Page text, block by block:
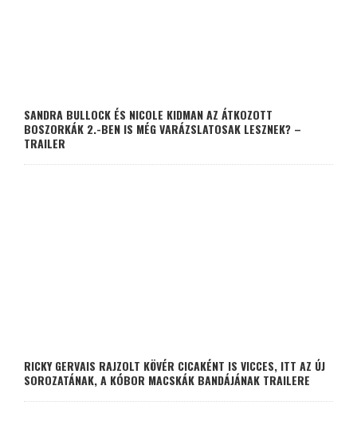
SANDRA BULLOCK ÉS NICOLE KIDMAN AZ ÁTKOZOTT
BOSZORKÁK 2.-BEN IS MÉG VARÁZSLATOSAK LESZNEK? –
TRAILER
RICKY GERVAIS RAJZOLT KÖVÉR CICAKÉNT IS VICCES, ITT AZ ÚJ
SOROZATÁNAK, A KÓBOR MACSKÁK BANDÁJÁNAK TRAILERE